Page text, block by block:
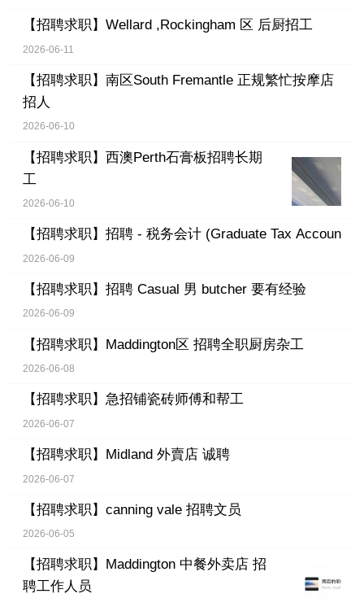
【招聘求职】 Wellard ,Rockingham 区 后厨招工
2026-06-11
【招聘求职】 南区South Fremantle 正规繁忙按摩店
招人
2026-06-10
【招聘求职】 西澳Perth石膏板招聘长期
工
2026-06-10
【招聘求职】 招聘 - 税务会计 (Graduate Tax Accoun
2026-06-09
【招聘求职】 招聘 Casual 男 butcher 要有经验
2026-06-09
【招聘求职】 Maddington区 招聘全职厨房杂工
2026-06-08
【招聘求职】 急招铺瓷砖师傅和帮工
2026-06-07
【招聘求职】 Midland 外賣店 诚聘
2026-06-07
【招聘求职】 canning vale 招聘文员
2026-06-05
【招聘求职】
Maddington 中餐外卖店 招
聘工作人员